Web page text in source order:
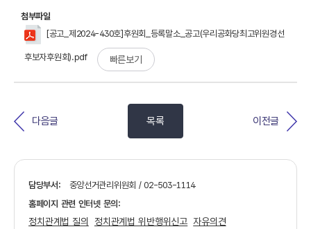
첨부파일
[공고_제2024-430호]후원회_등록말소_공고(우리공화당최고위원경선
후보자후원회).pdf 빠른보기
다음글 이전글
목록
담당부서:
중앙선거관리위원회 / 02-503-1114
홈페이지 관련 인터넷 문의:
정치관계법 질의 정치관계법 위반행위신고 자유의견